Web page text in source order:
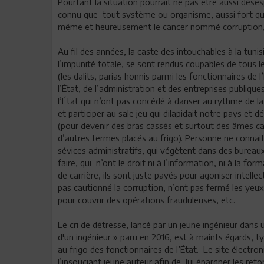
connu que tout système ou organisme, aussi fort
même et heureusement le cancer nommé
Au fil des années, la caste des intouchables à la
l’impunité totale, se sont rendus coupables de tous
(les dalits, parias honnis parmi les fonctionnaires de
l’État, de l’administration et des entreprises
l’État qui n’ont pas concédé à danser au rythme de
et participer au sale jeu qui dilapidait notre pays et
(pour devenir des bras cassés et surtout des âmes
d’autres termes placés au frigo). Personne ne
sévices administratifs, qui végètent dans des
faire, qui n’ont le droit ni à l’information, ni à la
de carrière, ils sont juste payés pour agoniser
pas cautionné la corruption, n’ont pas fermé les
pour couvrir des opérations frauduleuses, etc.
Le cri de détresse, lancé par un jeune ingénieur
d'un ingénieur » paru en 2016, est à maints égards,
au frigo des fonctionnaires de l’État. Le site
l’insouciant jeune auteur afin de lui épargner les